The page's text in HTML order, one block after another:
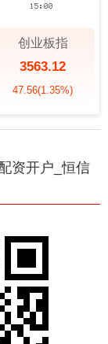
创业板指
3563.12
47.56(1.35%)
资开户_恒信